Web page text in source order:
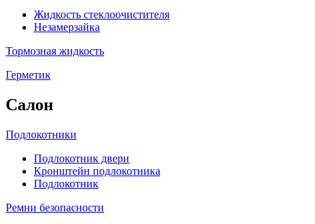
Жидкость стеклоочистителя
Незамерзайка
Тормозная жидкость
Герметик
Салон
Подлокотники
Подлокотник двери
Кронштейн подлокотника
Подлокотник
Ремни безопасности